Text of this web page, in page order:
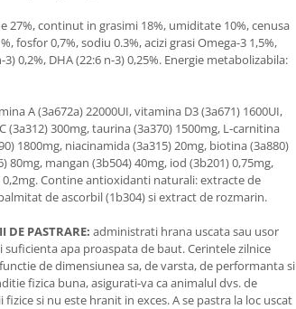
27%, continut in grasimi 18%, umiditate 10%, cenusa
fosfor 0,7%, sodiu 0.3%, acizi grasi Omega-3 1,5%,
3) 0,2%, DHA (22:6 n-3) 0,25%. Energie metabolizabila:
A (3a672a) 22000UI, vitamina D3 (3a671) 1600UI,
(3a312) 300mg, taurina (3a370) 1500mg, L-carnitina
1800mg, niacinamida (3a315) 20mg, biotina (3a880)
80mg, mangan (3b504) 40mg, iod (3b201) 0,75mg,
0,2mg. Contine antioxidanti naturali: extracte de
de ascorbil (1b304) si extract de rozmarin.
DE PASTRARE: administrati hrana uscata sau usor
apa proaspata de baut. Cerintele zilnice
de dimensiunea sa, de varsta, de performanta si
fizica buna, asigurati-va ca animalul dvs. de
si nu este hranit in exces. A se pastra la loc uscat